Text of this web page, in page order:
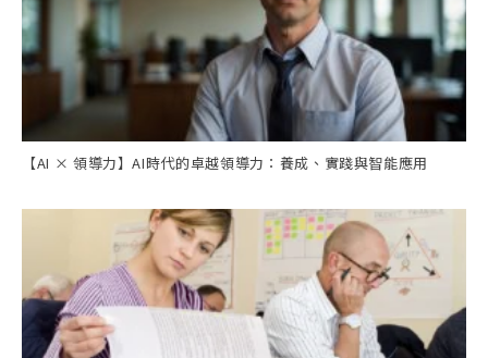
【AI × 領導力】AI時代的卓越領導力：養成、實踐與智能應用